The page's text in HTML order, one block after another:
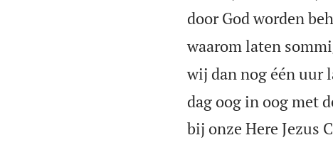
door God worden
waarom laten
wij dan nog één uur
dag oog in oog met
bij onze Here Jezus